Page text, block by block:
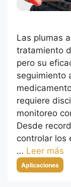
Las plumas
tratamiento
pero su
seguimiento
requiere
monitoreo
Desde
controlar los
… Leer más
Categorías
Aplicaciones